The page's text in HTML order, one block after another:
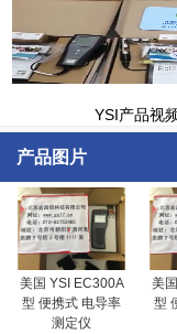
YSI产品视
产品图片
美国 YSI EC300A
型 便携式 电导率
测定仪
美
型